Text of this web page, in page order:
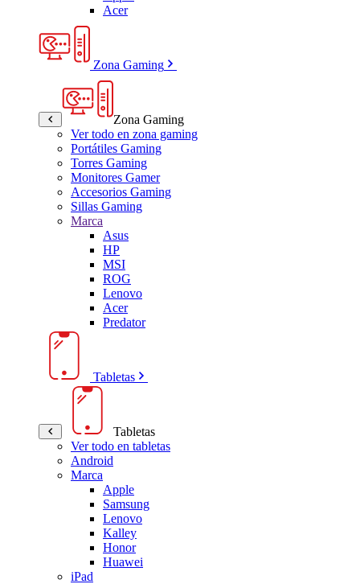
Acer
Zona Gaming
Zona Gaming
Ver todo en zona gaming
Portátiles Gaming
Torres Gaming
Monitores Gamer
Accesorios Gaming
Sillas Gaming
Marca
Asus
HP
MSI
ROG
Lenovo
Acer
Predator
Tabletas
Tabletas
Ver todo en tabletas
Android
Marca
Apple
Samsung
Lenovo
Kalley
Honor
Huawei
iPad